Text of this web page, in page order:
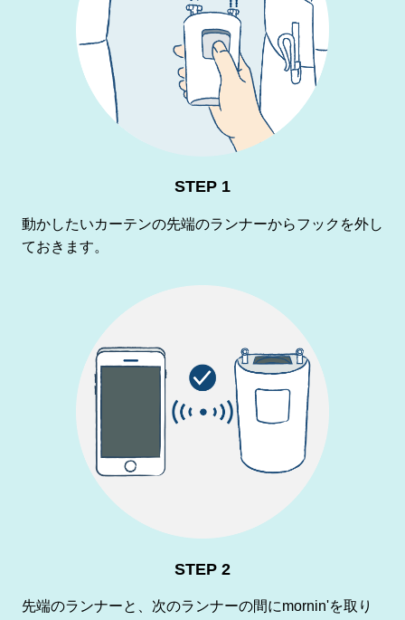
STEP 1
動かしたいカーテンの先端のランナーからフックを外し
ておきます。
STEP 2
先端のランナーと、次のランナーの間にmornin'を取り